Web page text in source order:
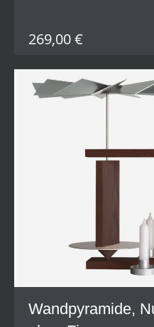
269,00 €
Wandpyramide,